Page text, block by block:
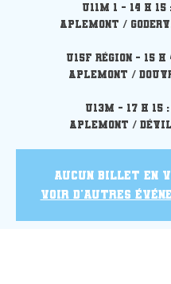
U11M 1 - 14 h 15
Aplemont /
U15F Région - 15 h
Aplemont /
U13M - 17 h 15 :
Aplemont /
Aucun billet en
Voir d'autres